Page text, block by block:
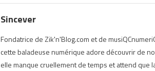
Sincever
Fondatrice de Zik'n'Blog.com et de
cette baladeuse numérique adore découvrir de
elle manque cruellement de temps et attend que